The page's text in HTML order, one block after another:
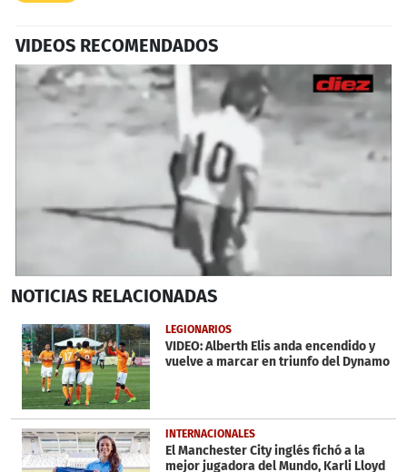
VIDEOS RECOMENDADOS
seconds
6
minutes,
3
seconds
NOTICIAS RELACIONADAS
LEGIONARIOS
VIDEO: Alberth Elis anda encendido y
vuelve a marcar en triunfo del Dynamo
INTERNACIONALES
El Manchester City inglés fichó a la
mejor jugadora del Mundo, Karli Lloyd